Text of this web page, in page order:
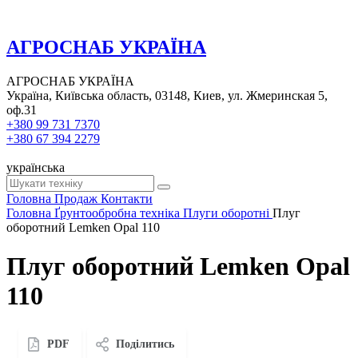
АГРОСНАБ УКРАЇНА
АГРОСНАБ УКРАЇНА
Україна, Київська область, 03148, Киев, ул. Жмеринская 5,
оф.31
+380 99 731 7370
+380 67 394 2279
українська
Головна Продаж Контакти
Головна Ґрунтообробна техніка Плуги оборотні Плуг
оборотний Lemken Opal 110
Плуг оборотний Lemken Opal
110
PDF Поділитись